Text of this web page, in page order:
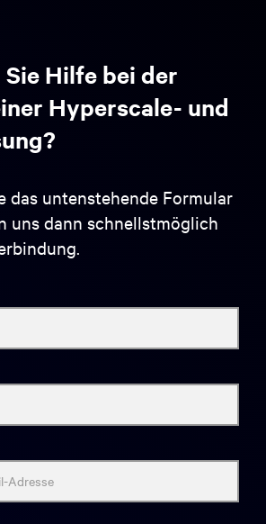
Hilfe bei der
Hyperscale- und
das untenstehende Formular
uns dann schnellstmöglich
Adresse